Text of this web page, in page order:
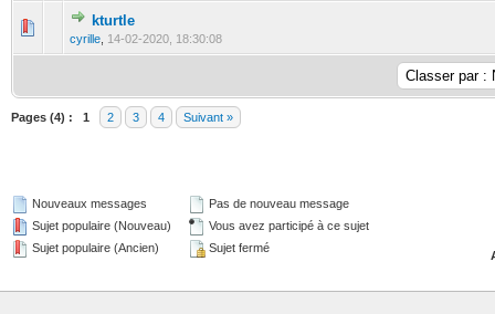
kturtle
cyrille 14-02-2020, 18:30:08
0 Votes - 0 sur 5 en moyenne
Pages (4) : 1 2 3 4 Suivant »
Nouveaux messages
Sujet populaire (Nouveau)
Sujet populaire (Ancien)
Pas de nouveau message
Vous avez participé à ce sujet
Sujet fermé